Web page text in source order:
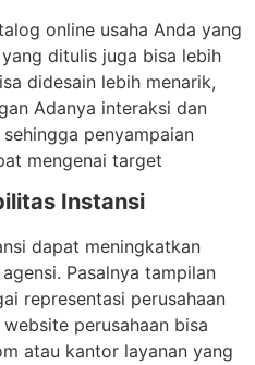
online usaha Anda yang
ditulis juga bisa lebih
didesain lebih menarik,
Adanya interaksi dan
penyampaian
mengenai target
Instansi
dapat meningkatkan
Pasalnya tampilan
representasi perusahaan
perusahaan bisa
atau kantor layanan yang